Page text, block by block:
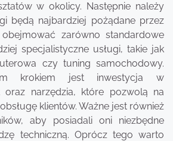
w okolicy. Następnie należy
będą najbardziej pożądane przez
zarówno standardowe
specjalistyczne usługi, takie jak
czy tuning samochodowy.
krokiem jest inwestycja w
oraz narzędzia, które pozwolą na
klientów. Ważne jest również
aby posiadali oni niezbędne
techniczną. Oprócz tego warto